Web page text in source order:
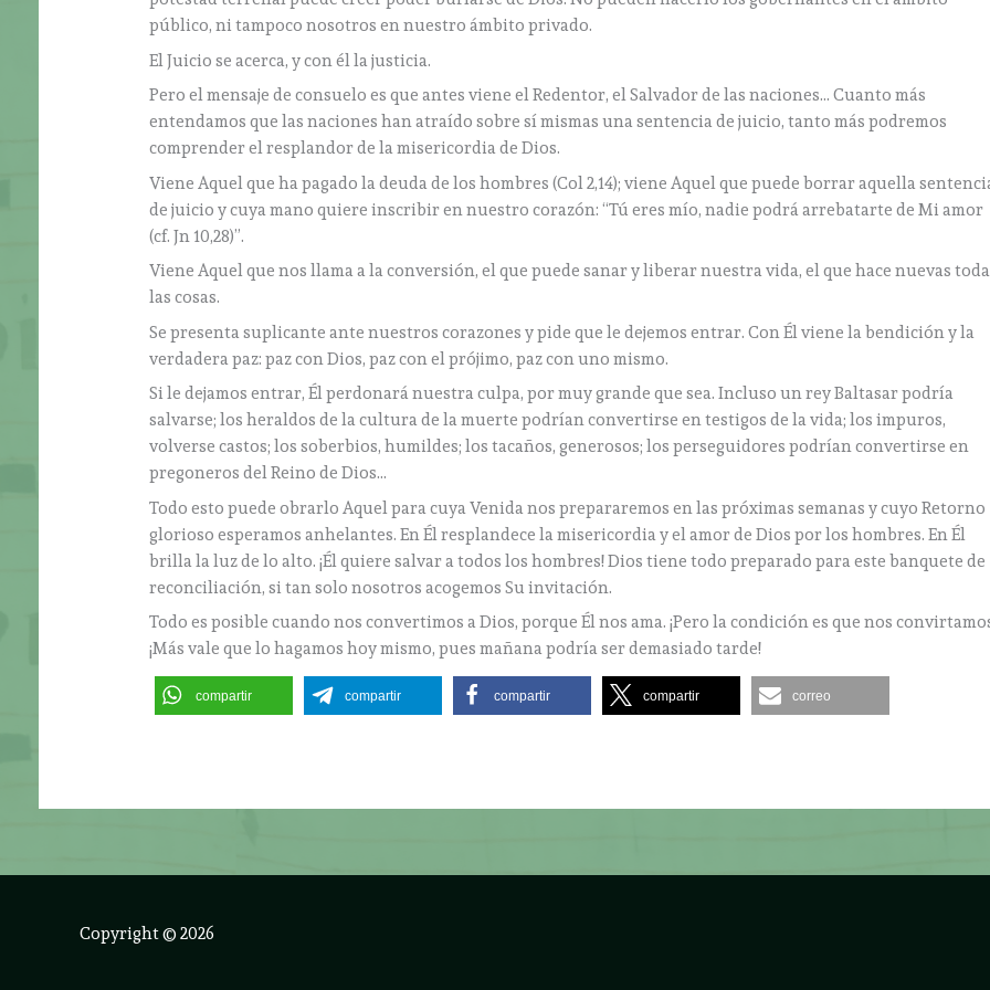
público, ni tampoco nosotros en nuestro ámbito privado.
El Juicio se acerca, y con él la justicia.
Pero el mensaje de consuelo es que antes viene el Redentor, el Salvador de las naciones… Cuanto más
entendamos que las naciones han atraído sobre sí mismas una sentencia de juicio, tanto más podremos
comprender el resplandor de la misericordia de Dios.
Viene Aquel que ha pagado la deuda de los hombres (Col 2,14); viene Aquel que puede borrar aquella
de juicio y cuya mano quiere inscribir en nuestro corazón: “Tú eres mío, nadie podrá arrebatarte de Mi amor
(cf. Jn 10,28)”.
Viene Aquel que nos llama a la conversión, el que puede sanar y liberar nuestra vida, el que hace nuevas
las cosas.
Se presenta suplicante ante nuestros corazones y pide que le dejemos entrar. Con Él viene la bendición y la
verdadera paz: paz con Dios, paz con el prójimo, paz con uno mismo.
Si le dejamos entrar, Él perdonará nuestra culpa, por muy grande que sea. Incluso un rey Baltasar podría
salvarse; los heraldos de la cultura de la muerte podrían convertirse en testigos de la vida; los impuros,
volverse castos; los soberbios, humildes; los tacaños, generosos; los perseguidores podrían convertirse en
pregoneros del Reino de Dios…
Todo esto puede obrarlo Aquel para cuya Venida nos prepararemos en las próximas semanas y cuyo Retorno
glorioso esperamos anhelantes. En Él resplandece la misericordia y el amor de Dios por los hombres. En Él
brilla la luz de lo alto. ¡Él quiere salvar a todos los hombres! Dios tiene todo preparado para este banquete de
reconciliación, si tan solo nosotros acogemos Su invitación.
Todo es posible cuando nos convertimos a Dios, porque Él nos ama. ¡Pero la condición es que nos
¡Más vale que lo hagamos hoy mismo, pues mañana podría ser demasiado tarde!
compartir compartir compartir compartir correo
Copyright © 2026